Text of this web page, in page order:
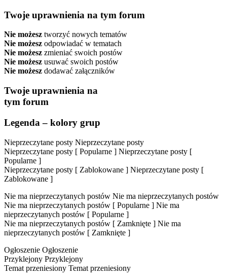
Twoje uprawnienia na tym forum
Nie możesz tworzyć nowych tematów
Nie możesz odpowiadać w tematach
Nie możesz zmieniać swoich postów
Nie możesz usuwać swoich postów
Nie możesz dodawać załączników
Twoje uprawnienia na
tym forum
Legenda – kolory grup
Nieprzeczytane posty Nieprzeczytane posty
Nieprzeczytane posty [ Popularne ] Nieprzeczytane posty [
Popularne ]
Nieprzeczytane posty [ Zablokowane ] Nieprzeczytane posty [
Zablokowane ]
Nie ma nieprzeczytanych postów Nie ma nieprzeczytanych postów
Nie ma nieprzeczytanych postów [ Popularne ] Nie ma
nieprzeczytanych postów [ Popularne ]
Nie ma nieprzeczytanych postów [ Zamknięte ] Nie ma
nieprzeczytanych postów [ Zamknięte ]
Ogłoszenie Ogłoszenie
Przyklejony Przyklejony
Temat przeniesiony Temat przeniesiony